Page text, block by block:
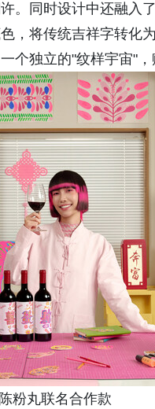
。同时设计中还融入
，将传统吉祥字转化
个独立的"纹样宇宙"
粉丸联名合作款